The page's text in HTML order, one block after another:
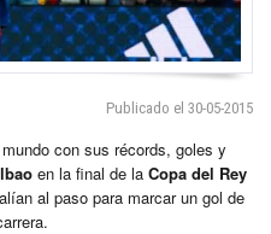
Publicado el 30-05-2015
con sus récords, goles y
en la final de la Copa del Rey
al paso para marcar un gol de